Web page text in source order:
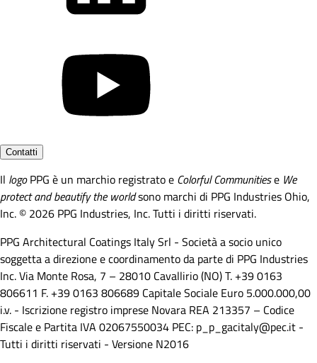
Contatti
Il logoPPG è un marchio registrato e Colorful Communitiese We
protect and beautify the worldsono marchi di PPG Industries Ohio,
Inc. © 2026 PPG Industries, Inc. Tutti i diritti riservati.
PPG Architectural Coatings Italy Srl - Società a socio unico
soggetta a direzione e coordinamento da parte di PPG Industries
Inc. Via Monte Rosa, 7 – 28010 Cavallirio (NO) T. +39 0163
806611 F. +39 0163 806689 Capitale Sociale Euro 5.000.000,00
i.v. - Iscrizione registro imprese Novara REA 213357 – Codice
Fiscale e Partita IVA 02067550034 PEC: p_p_gacitaly@pec.it -
Tutti i diritti riservati - Versione N2016